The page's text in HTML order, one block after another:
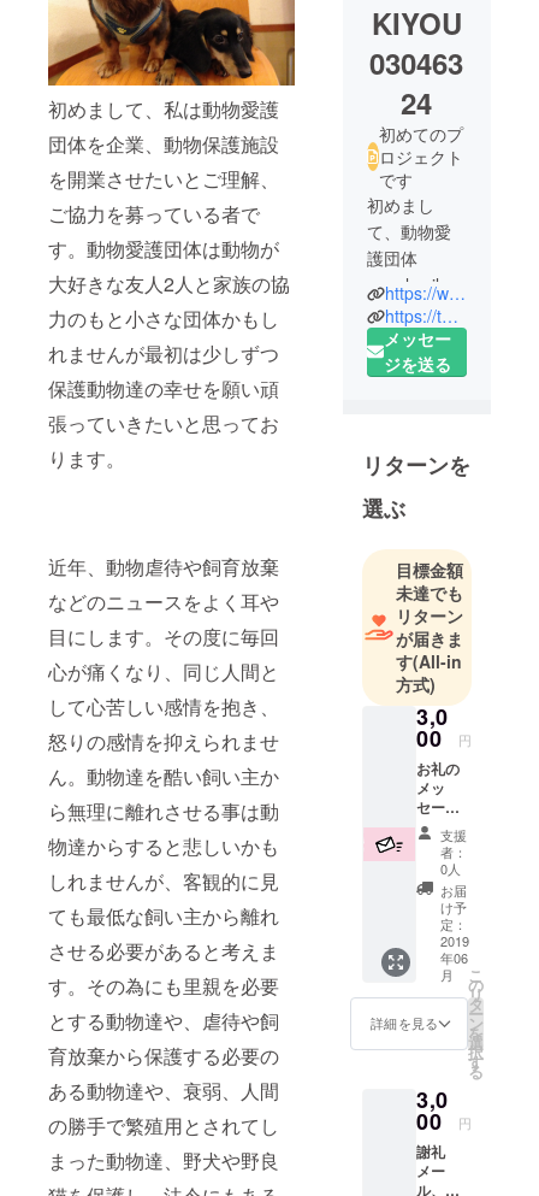
初めまして、私は動物愛護
団体を企業、動物保護施設
を開業させたいとご理解、
ご協力を募っている者で
す。動物愛護団体は動物が
大好きな友人2人と家族の協
力のもと小さな団体かもし
れませんが最初は少しずつ
保護動物達の幸せを願い頑
張っていきたいと思ってお
ります。
近年、動物虐待や飼育放棄
などのニュースをよく耳や
目にします。その度に毎回
心が痛くなり、同じ人間と
して心苦しい感情を抱き、
怒りの感情を抑えられませ
ん。動物達を酷い飼い主か
ら無理に離れさせる事は動
物達からすると悲しいかも
しれませんが、客観的に見
ても最低な飼い主から離れ
させる必要があると考えま
す。その為にも里親を必要
とする動物達や、虐待や飼
育放棄から保護する必要の
ある動物達や、衰弱、人間
の勝手で繁殖用とされてし
まった動物達、野犬や野良
KIYOU
030463
24
初めてのプ
ロジェクト
です
初めまし
て、動物愛
護団体
angelsmileで
す！現在の
日本ではま
だまだ殺処
あります。
そんな行政
や国が変わ
るよう、私
たちが変え
る必要もあ
ります。そ
のため、愛
護施設を建
設し保護動
物たちを助
けたいと
思っており
ます！よろ
しくお願い
します！
https://www.instagram.com/angel_smile_304_6324
https://twitter.com/@angel_smile_304
メッセー
ジを送る
リターンを
選ぶ
目標金額
未達でも
リターン
が届きま
す(All-in
方式)
3,0
00 円
お礼の
メッ
セージ
をメー
ルにて
お送り
いたし
ます！
支援
者：
0人
お届
け予
定：
2019
年06
月
詳細を見る
こ
の
リ
タ
ー
ン
を
選
択
す
る
3,0
00 円
謝礼
メー
ル、オ